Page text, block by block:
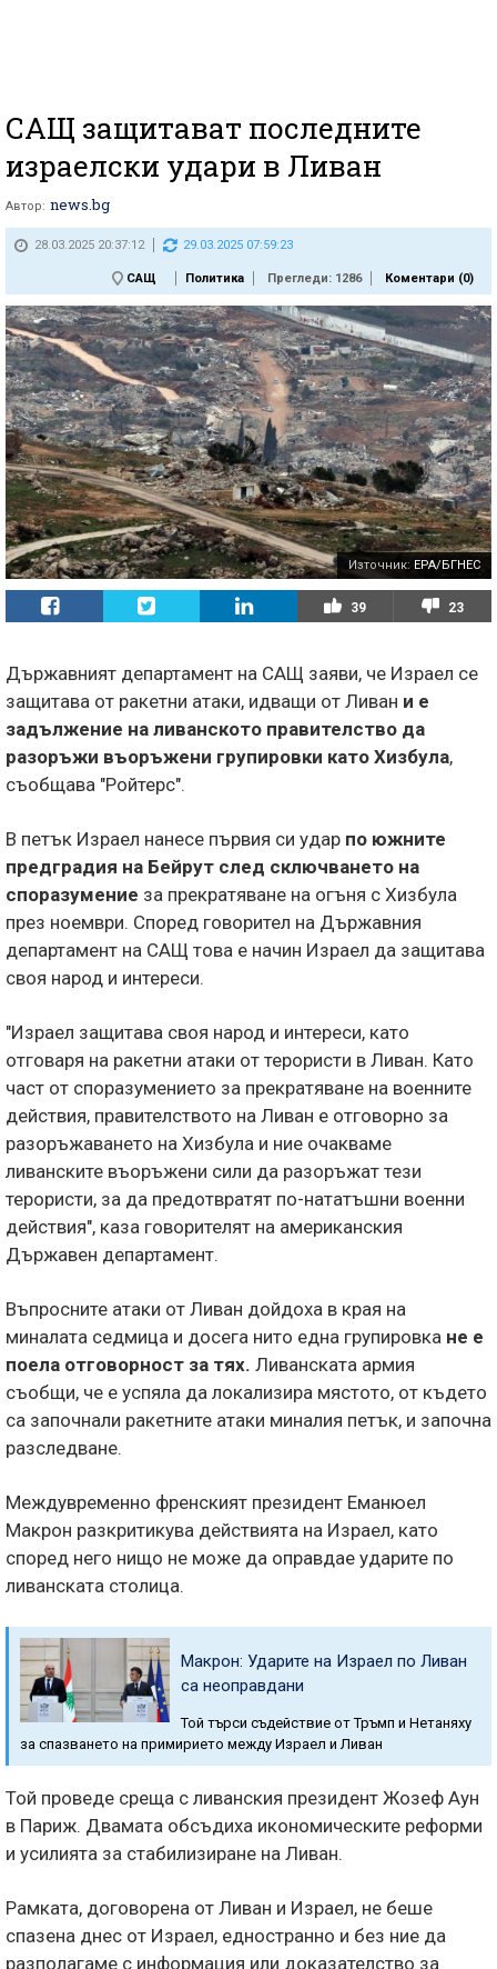
САЩ защитават последните
израелски удари в Ливан
Автор: news.bg
28.03.2025 20:37:12 29.03.2025 07:59:23
САЩ Политика Прегледи: 1286 Коментари (0)
Източник: EPA/БГНЕС
39 23
Държавният департамент на САЩ заяви, че Израел се
защитава от ракетни атаки, идващи от Ливан и е
задължение на ливанското правителство да
разоръжи въоръжени групировки като Хизбула,
съобщава "Ройтерс".
В петък Израел нанесе първия си удар по южните
предградия на Бейрут след сключването на
споразумение за прекратяване на огъня с Хизбула
през ноември. Според говорител на Държавния
департамент на САЩ това е начин Израел да защитава
своя народ и интереси.
"Израел защитава своя народ и интереси, като
отговаря на ракетни атаки от терористи в Ливан. Като
част от споразумението за прекратяване на военните
действия, правителството на Ливан е отговорно за
разоръжаването на Хизбула и ние очакваме
ливанските въоръжени сили да разоръжат тези
терористи, за да предотвратят по-нататъшни военни
действия", каза говорителят на американския
Държавен департамент.
Въпросните атаки от Ливан дойдоха в края на
миналата седмица и досега нито една групировка не е
поела отговорност за тях. Ливанската армия
съобщи, че е успяла да локализира мястото, от където
са започнали ракетните атаки миналия петък, и започна
разследване.
Междувременно френският президент Еманюел
Макрон разкритикува действията на Израел, като
според него нищо не може да оправдае ударите по
ливанската столица.
Макрон: Ударите на Израел по Ливан
са неоправдани
Той търси съдействие от Тръмп и Нетаняху
за спазването на примирието между Израел и Ливан
Той проведе среща с ливанския президент Жозеф Аун
в Париж. Двамата обсъдиха икономическите реформи
и усилията за стабилизиране на Ливан.
Рамката, договорена от Ливан и Израел, не беше
спазена днес от Израел, едностранно и без ние да
разполагаме с информация или доказателство за